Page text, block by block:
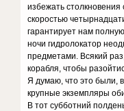
избежать
скоростью
гарантирует нам
ночи гидролокатор
предметами. Всякий
корабля, чтобы
Я думаю, что это были,
крупные экземпляры
В тот субботний